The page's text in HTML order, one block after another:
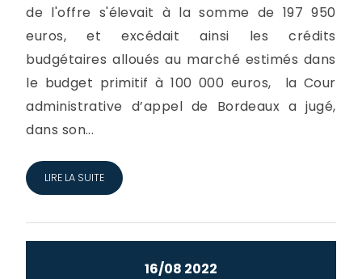
de l'offre s'élevait à la somme de 197 950
euros, et excédait ainsi les crédits
budgétaires alloués au marché estimés dans
le budget primitif à 100 000 euros, la Cour
administrative d’appel de Bordeaux a jugé,
dans son...
LIRE LA SUITE
16/08 2022